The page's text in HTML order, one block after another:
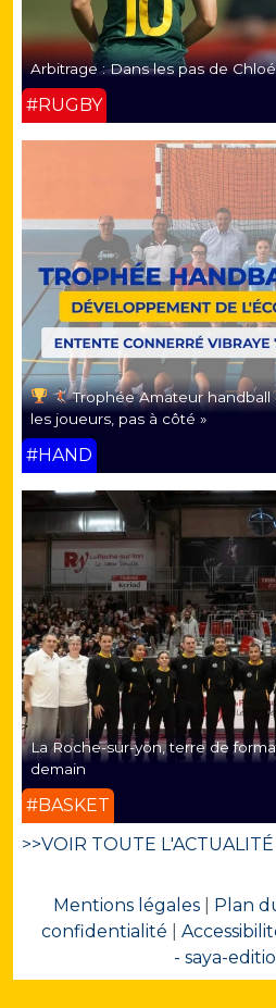
Arbitrage : Dans les pas de
#RUGBY
Trophée Amateur handball
les joueurs, pas à côté »
#HAND
La Roche-sur-yon, terre de
demain
#BASKET
>>VOIR TOUTE L'ACTUALITÉ
Mentions légales Plan
confidentialité
- saya-